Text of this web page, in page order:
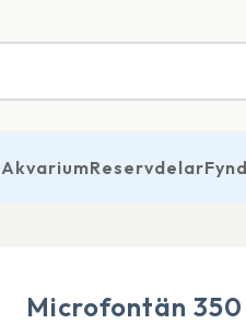
AkvariumReservdelarFynd
Microfontän 350